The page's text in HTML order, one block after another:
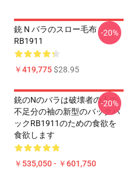
銃 N バラのスロー毛布
RB1911
￥419,775$28.95
-20%
銃のNのバラは破壊者の人の
不足分の袖の新型のバックパ
ックRB1911のための食欲を
食欲します
￥535,050 - ￥601,750
-20%